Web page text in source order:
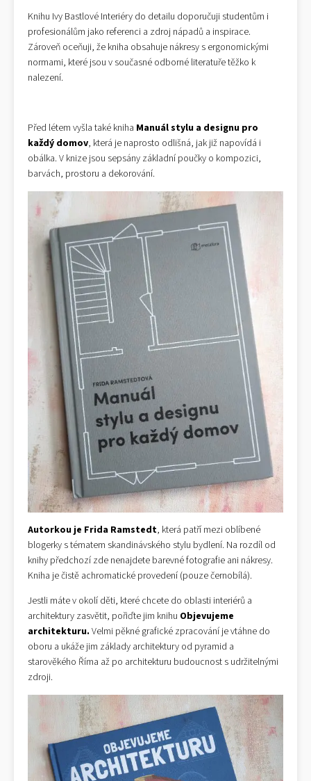
Knihu Ivy Bastlové Interiéry do detailu doporučuji studentům i
profesionálům jako referenci a zdroj nápadů a inspirace.
Zároveň oceňuji, že kniha obsahuje nákresy s ergonomickými
normami, které jsou v současné odborné literatuře těžko k
nalezení.
Před létem vyšla také kniha Manuál stylu a designu pro
každý domov, která je naprosto odlišná, jak již napovídá i
obálka. V knize jsou sepsány základní poučky o kompozici,
barvách, prostoru a dekorování.
Autorkou je Frida Ramstedt, která patří mezi oblíbené
blogerky s tématem skandinávského stylu bydlení. Na rozdíl od
knihy předchozí zde nenajdete barevné fotografie ani nákresy.
Kniha je čistě achromatické provedení (pouze černobílá).
Jestli máte v okolí děti, které chcete do oblasti interiérů a
architektury zasvětit, pořiďte jim knihu Objevujeme
architekturu. Velmi pěkné grafické zpracování je vtáhne do
oboru a ukáže jim základy architektury od pyramid a
starověkého Říma až po architekturu budoucnost s udržitelnými
zdroji.